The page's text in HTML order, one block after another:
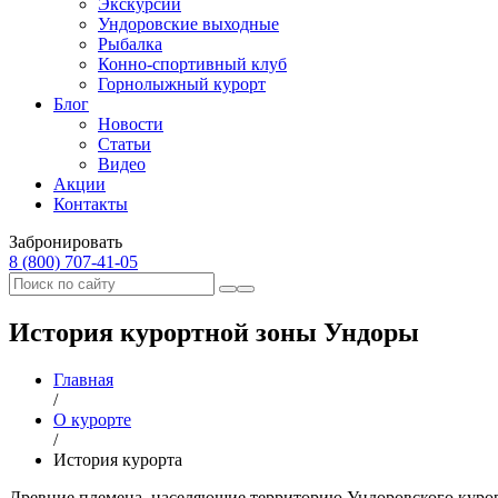
Экскурсии
Ундоровские выходные
Рыбалка
Конно-спортивный клуб
Горнолыжный курорт
Блог
Новости
Статьи
Видео
Акции
Контакты
Забронировать
8 (800) 707‑41‑05
История курортной зоны Ундоры
Главная
/
О курорте
/
История курорта